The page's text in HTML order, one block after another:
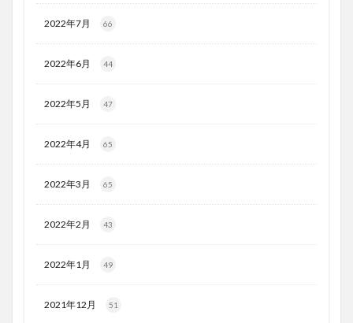
2022年7月 66
2022年6月 44
2022年5月 47
2022年4月 65
2022年3月 65
2022年2月 43
2022年1月 49
2021年12月 51